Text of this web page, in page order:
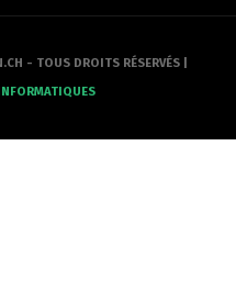
- TOUS DROITS RÉSERVÉS |